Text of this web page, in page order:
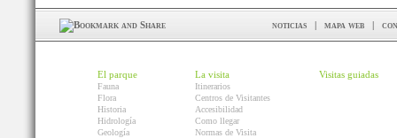
noticias | mapa web |
El parque
Fauna
Flora
Historia
Hidrología
Geología
La visita
Itinerarios
Centros de Visitantes
Accesibilidad
Como llegar
Normas de Visita
Visitas guiadas